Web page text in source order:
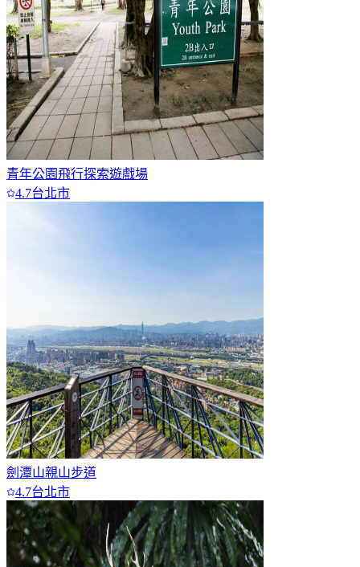
青年公園飛行探索遊戲場
4.7台北市
劍潭山親山步道
4.7台北市